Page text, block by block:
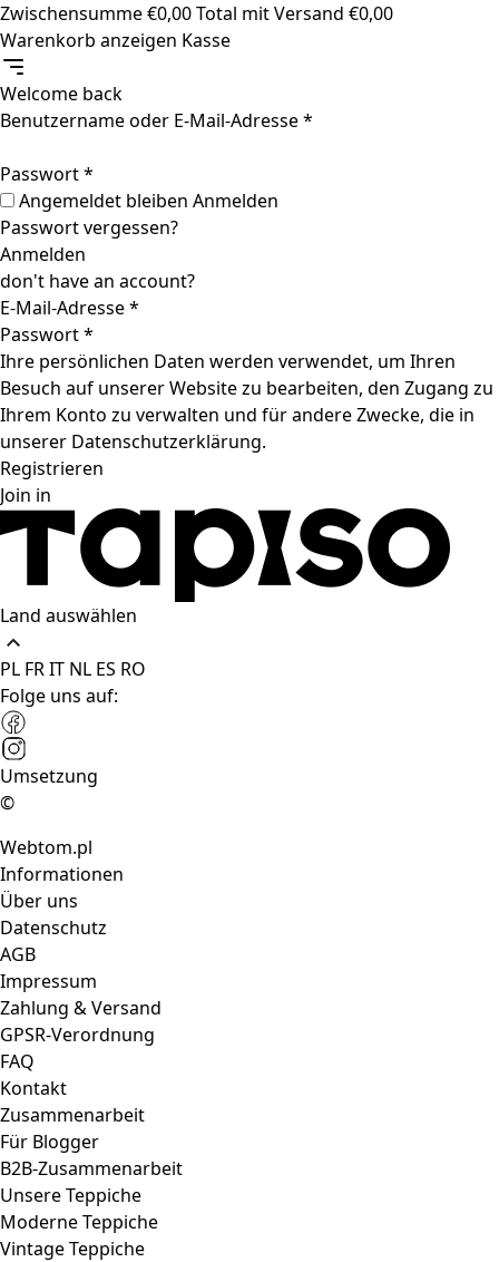
Zwischensumme€0,00Total mit Versand €0,00
Warenkorb anzeigen Kasse
Welcome back
Benutzername oder E-Mail-Adresse*
Passwort*
Angemeldet bleiben Anmelden
Passwort vergessen?
Anmelden
don't have an account?
E-Mail-Adresse*
Passwort*
Ihre persönlichen Daten werden verwendet, um Ihren
Besuch auf unserer Website zu bearbeiten, den Zugang zu
Ihrem Konto zu verwalten und für andere Zwecke, die in
unserer Datenschutzerklärung.
Registrieren
Join in
Land auswählen
PL FRIT NL ES RO
Folge uns auf:
Umsetzung
©
Webtom.pl
Informationen
Über uns
Datenschutz
AGB
Impressum
Zahlung & Versand
GPSR-Verordnung
FAQ
Kontakt
Zusammenarbeit
Für Blogger
B2B-Zusammenarbeit
Unsere Teppiche
Moderne Teppiche
Vintage Teppiche